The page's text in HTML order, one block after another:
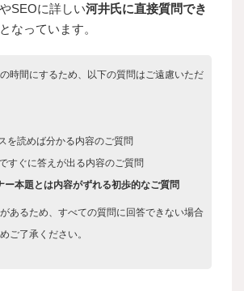
SEOに詳しい河井氏に直接質問でき
となっています。
時間にするため、以下の質問はご遠慮いただ
を読めば分かる内容のご質問
すぐに答えが出る内容のご質問
ー本題とは内容がずれる初歩的なご質問
あるため、すべての質問に回答できない場合
ご了承ください。